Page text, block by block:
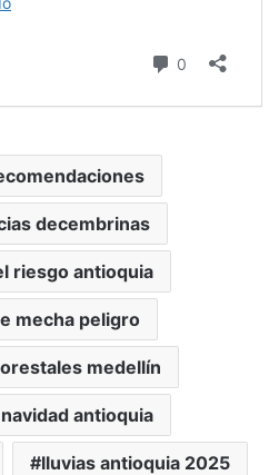
decembrinas
riesgo antioquia
mecha peligro
medellín
antioquia
lluvias antioquia 2025